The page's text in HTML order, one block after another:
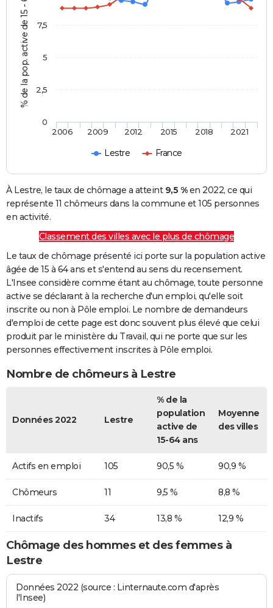
% de la pop. active de 15 - 64 ans
Lestre France
2006 2009 2012 2015 2018 2021
0
2,5
5
7,5
À Lestre, le taux de chômage a atteint 9,5 %en 2022, ce qui
représente 11 chômeurs dans la commune et 105 personnes
en activité.
Classement des villes avec le plus de chômage
Le taux de chômage présenté ici porte sur la population active
âgée de 15 à 64 ans et s'entend au sens du recensement.
L'Insee considère comme étant au chômage, toute personne
active se déclarant à la recherche d'un emploi, qu'elle soit
inscrite ou non à Pôle emploi. Le nombre de demandeurs
d'emploi de cette page est donc souvent plus élevé que celui
produit par le ministère du Travail, qui ne porte que sur les
personnes effectivement inscrites à Pôle emploi.
Nombre de chômeurs à Lestre
Données 2022 Lestre
% de la
population
active de
15-64 ans
Moyenne
des villes
Actifs en emploi 105 90,5 % 90,9 %
Chômeurs 11 9,5 % 8,8 %
Inactifs 34 13,8 % 12,9 %
Chômage des hommes et des femmes à
Lestre
Données 2022 (source : Linternaute.com d'après
l'Insee)